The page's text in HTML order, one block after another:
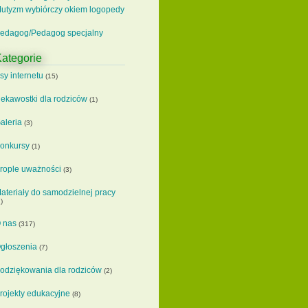
wybiórczy okiem logopedy
Pedagog specjalny
internetu (15)
dla rodziców(1)
(3)
(1)
uważności (3)
do samodzielnej pracy
nas(317)
(7)
dla rodziców(2)
edukacyjne (8)